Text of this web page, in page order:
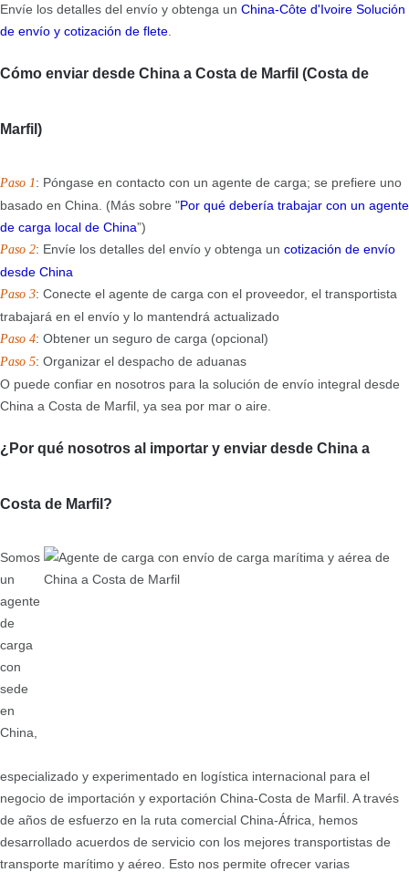
Envíe los detalles del envío y obtenga un China-Côte d'Ivoire Solución
de envío y cotización de flete
Cómo enviar desde China a Costa de Marfil (Costa de
Marfil)
Paso 1: Póngase en contacto con un agente de carga; se prefiere uno
basado en China. (Más sobre "Por qué debería trabajar con un agente
de carga local de China”)
Paso 2: Envíe los detalles del envío y obtenga un cotización de envío
desde China
Paso 3: Conecte el agente de carga con el proveedor, el transportista
trabajará en el envío y lo mantendrá actualizado
Paso 4: Obtener un seguro de carga (opcional)
Paso 5: Organizar el despacho de aduanas
O puede confiar en nosotros para la solución de envío integral desde
China a Costa de Marfil, ya sea por mar o aire.
¿Por qué nosotros al importar y enviar desde China a
Costa de Marfil?
Somos
un
agente
de
carga
con
sede
en
China,
especializado y experimentado en logística internacional para el
negocio de importación y exportación China-Costa de Marfil. A través
de años de esfuerzo en la ruta comercial China-África, hemos
desarrollado acuerdos de servicio con los mejores transportistas de
transporte marítimo y aéreo. Esto nos permite ofrecer varias